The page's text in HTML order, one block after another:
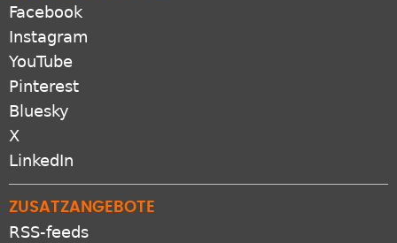
Facebook
Instagram
YouTube
Pinterest
Bluesky
X
LinkedIn
ZUSATZANGEBOTE
RSS-feeds